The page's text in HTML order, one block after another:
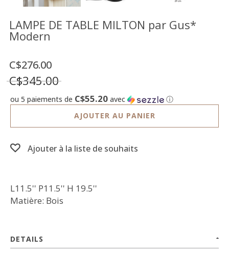
LAMPE DE TABLE MILTON par Gus*
Modern
C$276.00
C$345.00
ou 5 paiements de C$55.20 avec
ⓘ
AJOUTER AU PANIER
Ajouter à la liste de souhaits
L11.5'' P11.5'' H 19.5''
Matière: Bois
DETAILS